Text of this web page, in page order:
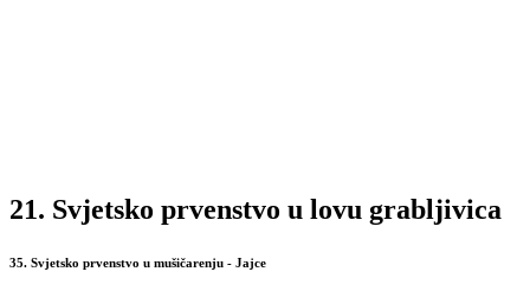
21. Svjetsko prvenstvo u lovu grabljivica
35. Svjetsko prvenstvo u mušičarenju - Jajce